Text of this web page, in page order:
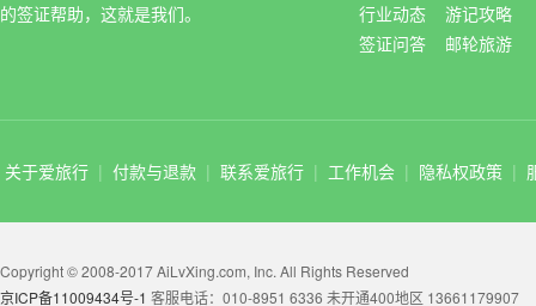
的签证帮助，这就是我们。
行业动态
游记攻略
签证问答
邮轮旅游
关于爱旅行 | 付款与退款 | 联系爱旅行 | 工作机会 | 隐私权政策 |
Copyright © 2008-2017 AiLvXing.com, Inc. All Rights Reserved
京ICP备11009434号-1 客服电话：010-8951 6336 未开通400地区 13661179907